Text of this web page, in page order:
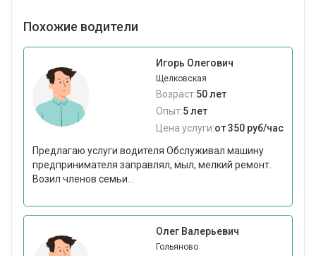
Похожие водители
Игорь Олегович
Щелковская
Возраст:50 лет
Опыт:5 лет
Цена услуги:от 350 руб/час
Предлагаю услуги водителя Обслуживал машину
предпринимателя заправлял, мыл, мелкий ремонт.
Возил членов семьи...
Олег Валерьевич
Гольяново